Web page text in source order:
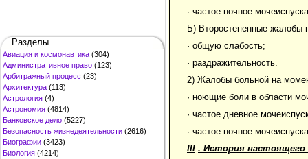
Разделы
Авиация и космонавтика (304)
Административное право (123)
Арбитражный процесс (23)
Архитектура (113)
Астрология (4)
Астрономия (4814)
Банковское дело (5227)
Безопасность жизнедеятельности (2616)
Биографии (3423)
Биология (4214)
· частое ночное
Б) Второстепенные жалобы
· общую слабость;
· раздражительность.
2) Жалобы больной на
· ноющие боли в области
· частое дневное
· частое ночное
III . История настоящего